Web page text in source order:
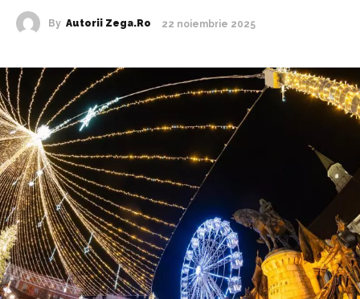
By Autorii Zega.ro 22 noiembrie 2025